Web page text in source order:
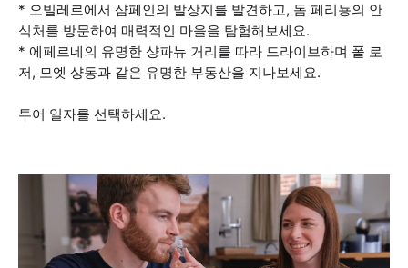
* 오빌레르에서 샴페인의 발상지를 발견하고, 돔 페리뇽의 안
식처를 방문하여 매력적인 마을을 탐험해보세요.
* 에페르네의 유명한 샹파뉴 거리를 따라 드라이브하며 폴 로
저, 모엣 샹동과 같은 유명한 부동산을 지나보세요.
투어 일자를 선택하세요.